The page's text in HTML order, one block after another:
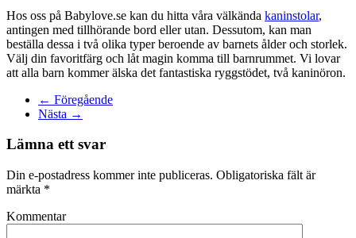
Hos oss på Babylove.se kan du hitta våra välkända kaninstolar,
antingen med tillhörande bord eller utan. Dessutom, kan man
beställa dessa i två olika typer beroende av barnets ålder och storlek.
Välj din favoritfärg och låt magin komma till barnrummet. Vi lovar
att alla barn kommer älska det fantastiska ryggstödet, två kaninöron.
← Föregående
Nästa →
Lämna ett svar
Din e-postadress kommer inte publiceras. Obligatoriska fält är
märkta *
Kommentar